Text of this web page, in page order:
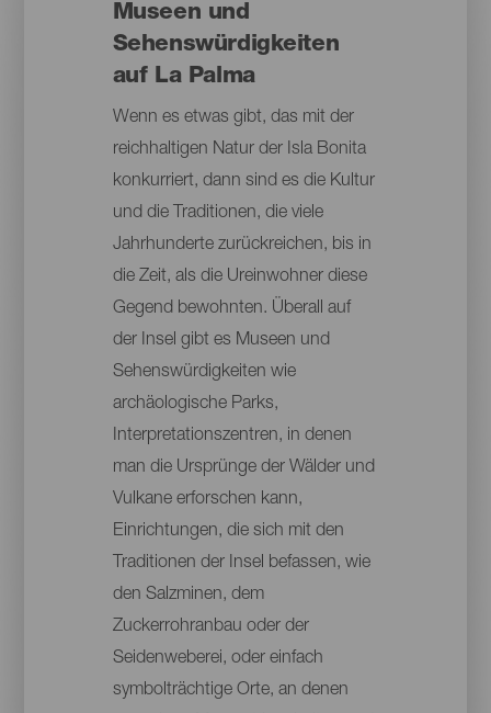
Museen und
Sehenswürdigkeiten
auf La Palma
Wenn es etwas gibt, das mit der
reichhaltigen Natur der Isla Bonita
konkurriert, dann sind es die Kultur
und die Traditionen, die viele
Jahrhunderte zurückreichen, bis in
die Zeit, als die Ureinwohner diese
Gegend bewohnten. Überall auf
der Insel gibt es Museen und
Sehenswürdigkeiten wie
archäologische Parks,
Interpretationszentren, in denen
man die Ursprünge der Wälder und
Vulkane erforschen kann,
Einrichtungen, die sich mit den
Traditionen der Insel befassen, wie
den Salzminen, dem
Zuckerrohranbau oder der
Seidenweberei, oder einfach
symbolträchtige Orte, an denen